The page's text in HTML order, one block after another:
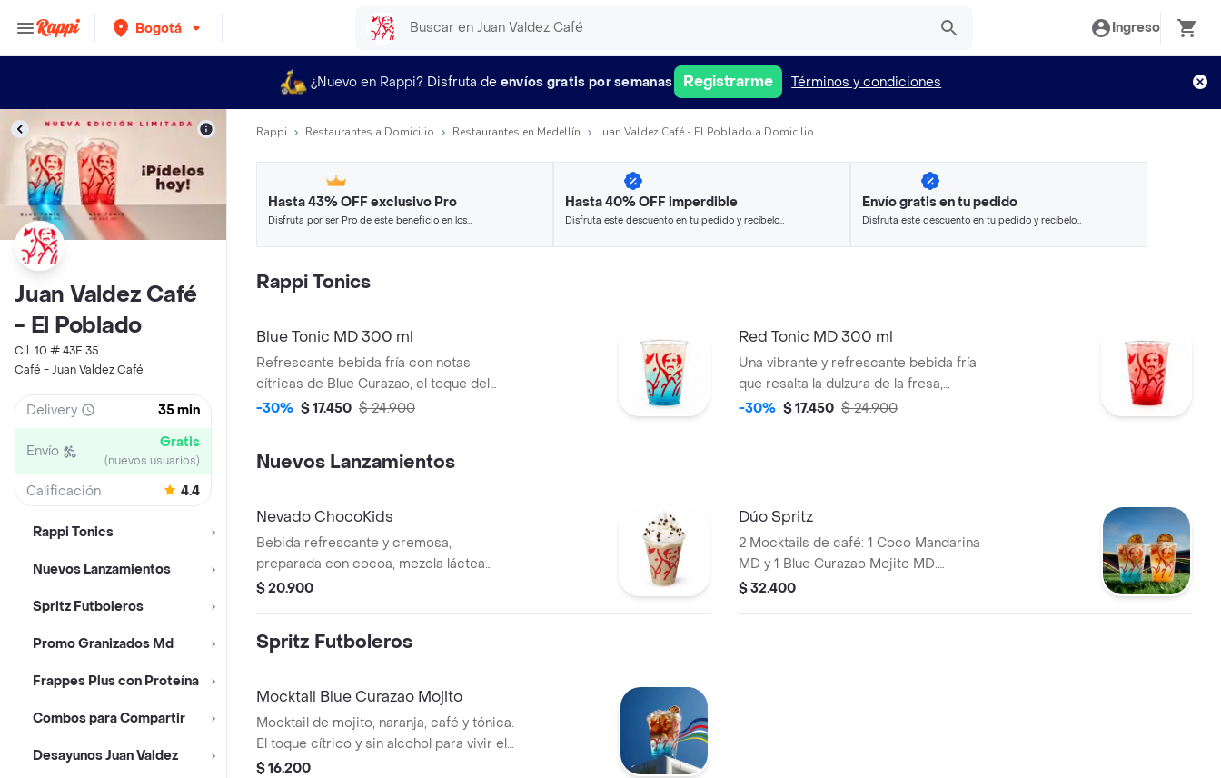
Bogotá Ingreso
¿Nuevo en Rappi? Disfruta de envíos gratis por semanas Registrarme Términos y condiciones
Juan Valdez Café
- El Poblado
Cll. 10 # 43E 35
Café - Juan Valdez Café
Delivery 35 min
Envío Gratis
(nuevos usuarios)
Calificación 4.4
Rappi Tonics
Nuevos Lanzamientos
Spritz Futboleros
Promo Granizados Md
Frappes Plus con Proteína
Combos para Compartir
Desayunos Juan Valdez
Rappi Restaurantes a Domicilio Restaurantes en Medellín Juan Valdez Café - El Poblado a Domicilio
Hasta 43% OFF exclusivo Pro
Disfruta por ser Pro de este beneficio en los
Hasta 40% OFF imperdible
Disfruta este descuento en tu pedido y recíbelo
Envío gratis en tu pedido
Disfruta este descuento en tu pedido y recíbelo
Rappi Tonics
Blue Tonic MD 300 ml
Refrescante bebida fría con notas
cítricas de Blue Curazao, el toque del
limón, la frescura herbal de mojito y la
-30% $ 17.450 $ 24.900
Red Tonic MD 300 ml
Una vibrante y refrescante bebida fría
que resalta la dulzura de la fresa,
equilibrada con el toque cítrico de limón y
-30% $ 17.450 $ 24.900
Nuevos Lanzamientos
Nevado ChocoKids
Bebida refrescante y cremosa,
preparada con cocoa, mezcla láctea
reducida en azúcar, decorada con
$ 20.900
Dúo Spritz
2 Mocktails de café: 1 Coco Mandarina
MD y 1 Blue Curazao Mojito MD.
Personalízalas pidiéndolas con soda o
$ 32.400
Spritz Futboleros
Mocktail Blue Curazao Mojito
Mocktail de mojito, naranja, café y tónica.
El toque cítrico y sin alcohol para vivir el
fútbol con calma y celebrar con energía.
$ 16.200